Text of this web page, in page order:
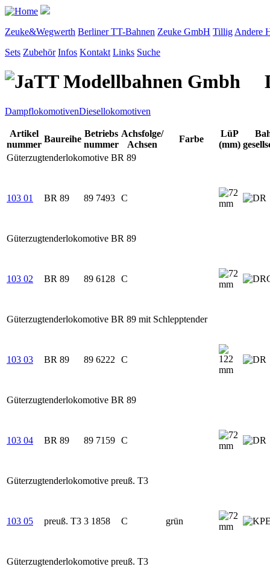
Zeuke&Wegwerth Berliner TT-Bahnen Zeuke GmbH Tillig Andere
Sets Zubehör Infos Kontakt Links Suche
DampflokomotivenDiesellokomotiven
Artikel
nummer
Baureihe
Betriebs
nummer
Achsfolge/
Achsen
Farbe
LüP
(mm)
Güterzugtenderlokomotive BR 89
103 01 BR 89 89 7493 C
Güterzugtenderlokomotive BR 89
103 02 BR 89 89 6128 C
Güterzugtenderlokomotive BR 89 mit Schlepptender
103 03 BR 89 89 6222 C
Güterzugtenderlokomotive BR 89
103 04 BR 89 89 7159 C
Güterzugtenderlokomotive preuß. T3
103 05 preuß. T3 3 1858 C grün
Güterzugtenderlokomotive preuß. T3